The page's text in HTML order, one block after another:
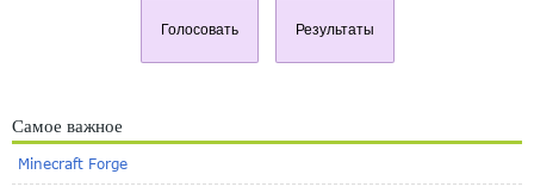
Голосовать Результаты
Самое важное
Minecraft Forge